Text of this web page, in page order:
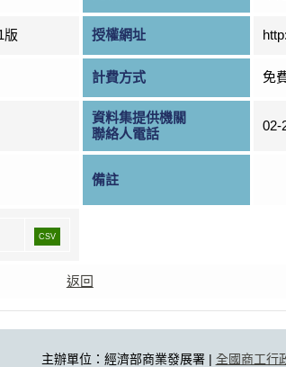
版 授權網址
計費方式 免
資料集提供機關
聯絡人電話
02-
備註
CSV
返回
主辦單位：經濟部商業發展署 | 全國商工行